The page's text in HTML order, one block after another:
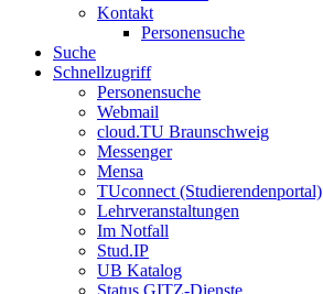
Kontakt
Personensuche
Suche
Schnellzugriff
Personensuche
Webmail
cloud.TU Braunschweig
Messenger
Mensa
TUconnect (Studierendenportal)
Lehrveranstaltungen
Im Notfall
Stud.IP
UB Katalog
Status GITZ-Dienste